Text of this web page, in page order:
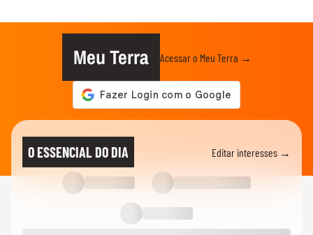
Meu Terra Acessar o Meu Terra →
O ESSENCIAL DO DIA Editar interesses →